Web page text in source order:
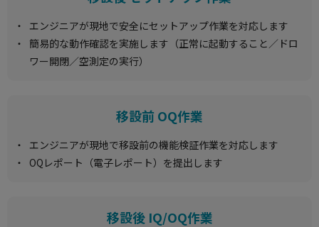
エンジニアが現地で安全にセットアップ作業を対応します
簡易的な動作確認を実施します（正常に起動すること／ドロ
ワー開閉／空測定の実行）
移設前 OQ作業
エンジニアが現地で移設前の機能検証作業を対応します
OQレポート（電子レポート）を提出します
移設後 IQ/OQ作業